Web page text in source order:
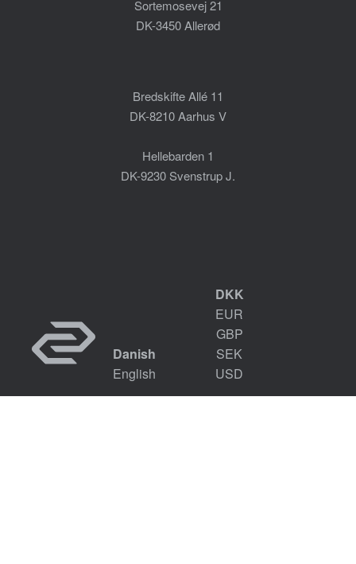
Sortemosevej 21
DK-3450 Allerød
Bredskifte Allé 11
DK-8210 Aarhus V
Hellebarden 1
DK-9230 Svenstrup J.
Danish
English
DKK
EUR
GBP
SEK
USD